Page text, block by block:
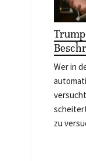
Wer in
zu